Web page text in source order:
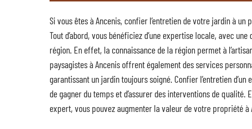
Si vous êtes à Ancenis, confier l’entretien de votre jardin à
Tout d’abord, vous bénéficiez d’une expertise locale, avec
région. En effet, la connaissance de la région permet à
paysagistes à Ancenis offrent également des services
garantissant un jardin toujours soigné. Confier l’entretien
de gagner du temps et d’assurer des interventions de
expert, vous pouvez augmenter la valeur de votre propriété à